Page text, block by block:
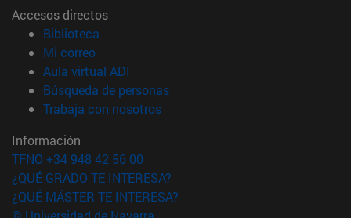
Accesos directos
Biblioteca
Mi correo(abre en nueva ventana)
Aula virtual ADI
Búsqueda de personas(abre en nueva ventana)
Trabaja con nosotros(abre en nueva ventana)
Información
TFNO +34 948 42 56 00
¿QUÉ GRADO TE INTERESA?
¿QUÉ MÁSTER TE INTERESA?